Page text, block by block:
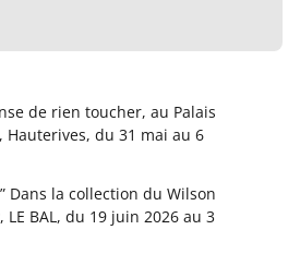
de rien toucher, au Palais
du 31 mai au 6
Dans la collection du Wilson
BAL, du 19 juin 2026 au 3